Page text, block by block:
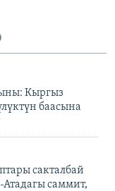
Кыргыз
баасына
сакталбай
саммит,